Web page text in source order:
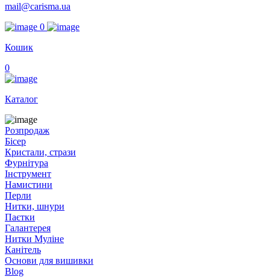
mail@carisma.ua
0
Кошик
0
Каталог
Розпродаж
Бісер
Кристали, стрази
Фурнітура
Інструмент
Намистини
Перли
Нитки, шнури
Паєтки
Галантерея
Нитки Муліне
Канітель
Основи для вишивки
Blog